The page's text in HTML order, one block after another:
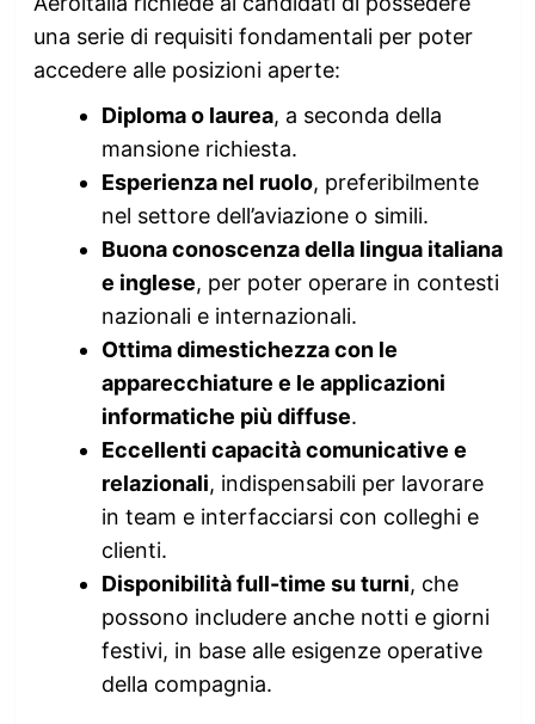
una serie di requisiti fondamentali per poter
accedere alle posizioni aperte:
Diploma o laurea, a seconda della
mansione richiesta.
Esperienza nel ruolo, preferibilmente
nel settore dell’aviazione o simili.
Buona conoscenza della lingua italiana
e inglese, per poter operare in contesti
nazionali e internazionali.
Ottima dimestichezza con le
apparecchiature e le applicazioni
informatiche più diffuse.
Eccellenti capacità comunicative e
relazionali, indispensabili per lavorare
in team e interfacciarsi con colleghi e
clienti.
Disponibilità full-time su turni, che
possono includere anche notti e giorni
festivi, in base alle esigenze operative
della compagnia.